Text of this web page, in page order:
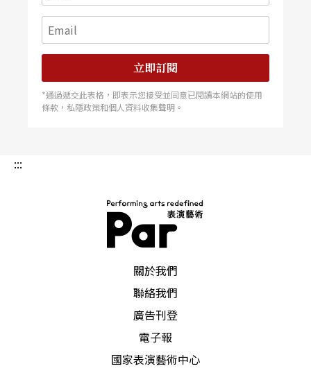
立即訂閱
*通過遞交此表格，即表示您接受並同意已閱讀本網站的使用
條款，私隱政策和個人資料收集聲明。
:::
關於我們
聯絡我們
廣告刊登
電子報
國家表演藝術中心